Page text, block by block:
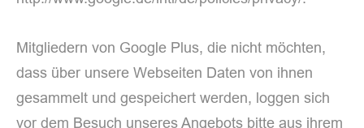
Mitgliedern von Google Plus, die nicht möchten,
dass über unsere Webseiten Daten von ihnen
gesammelt und gespeichert werden, loggen sich
vor dem Besuch unseres Angebots bitte aus ihrem